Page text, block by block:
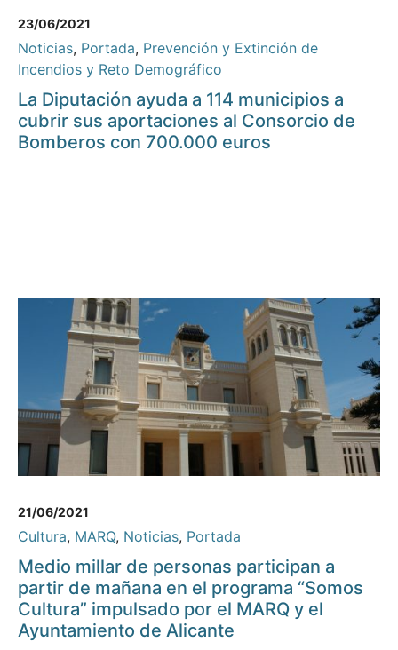
23/06/2021
Noticias, Portada, Prevención y Extinción de
Incendios y Reto Demográfico
La Diputación ayuda a 114 municipios a
cubrir sus aportaciones al Consorcio de
Bomberos con 700.000 euros
21/06/2021
Cultura, MARQ, Noticias, Portada
Medio millar de personas participan a
partir de mañana en el programa “Somos
Cultura” impulsado por el MARQ y el
Ayuntamiento de Alicante